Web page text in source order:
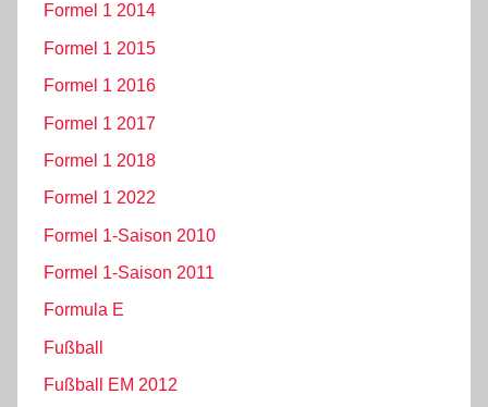
Formel 1 2014
Formel 1 2015
Formel 1 2016
Formel 1 2017
Formel 1 2018
Formel 1 2022
Formel 1-Saison 2010
Formel 1-Saison 2011
Formula E
Fußball
Fußball EM 2012